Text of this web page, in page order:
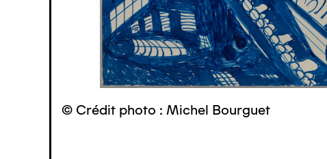
© Crédit photo : Michel Bourguet